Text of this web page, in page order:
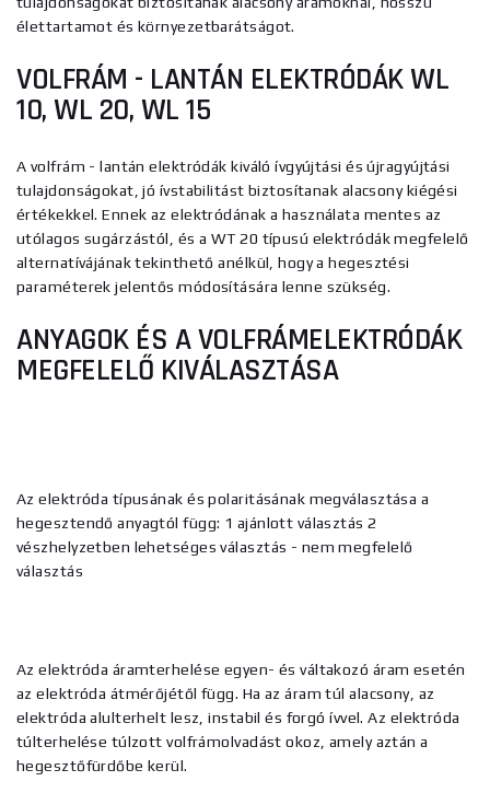
élettartamot és környezetbarátságot.
VOLFRÁM - LANTÁN ELEKTRÓDÁKWL
10, WL 20, WL15
A volfrám - lantán elektródák kiváló ívgyújtási és újragyújtási
tulajdonságokat, jó ívstabilitást biztosítanak alacsony kiégési
értékekkel. Ennek az elektródának a használata mentes az
utólagos sugárzástól, és a WT 20 típusú elektródák megfelelő
alternatívájának tekinthető anélkül, hogy a hegesztési
paraméterek jelentős módosítására lenne szükség.
ANYAGOK ÉS A VOLFRÁMELEKTRÓDÁK
MEGFELELŐ KIVÁLASZTÁSA
Az elektróda típusának és polaritásának megválasztása a
hegesztendő anyagtól függ: 1 ajánlott választás 2
vészhelyzetben lehetséges választás - nem megfelelő
választás
Az elektróda áramterhelése egyen- és váltakozó áram esetén
az elektróda átmérőjétől függ. Ha az áram túl alacsony, az
elektróda alulterhelt lesz, instabil és forgó ívvel. Az elektróda
túlterhelése túlzott volfrámolvadást okoz, amely aztán a
hegesztőfürdőbe kerül.